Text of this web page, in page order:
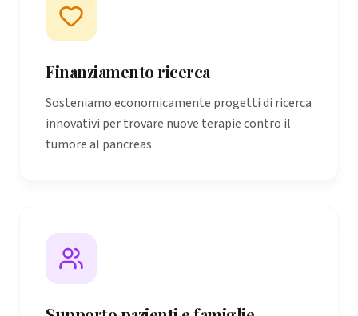
Finanziamento ricerca
Sosteniamo economicamente progetti di ricerca
innovativi per trovare nuove terapie contro il
tumore al pancreas.